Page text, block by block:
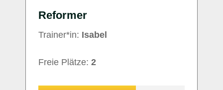
Reformer
Trainer*in: Isabel
Freie Plätze: 2